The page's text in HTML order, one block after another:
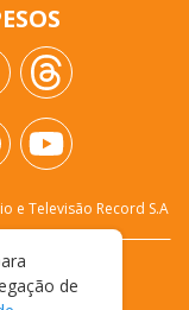
e Televisão Record S.A
de